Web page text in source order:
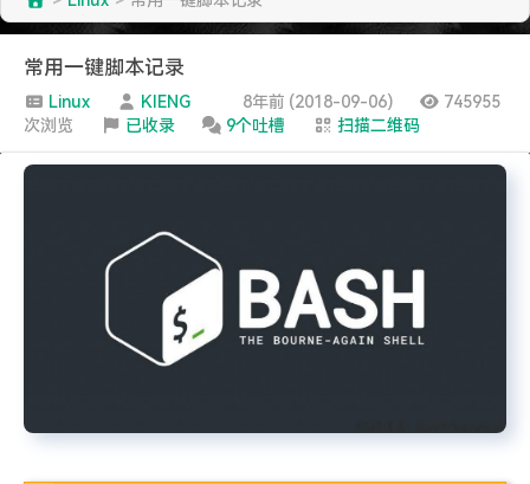
有点伤心了,今年净遇到王某海这种人.
难啊难...
七牛的JS SDK 的文档真坑啊.
蓝奏云分享部分地区无法访问需手动修改www.lanzous.com变为:www.lanzoux.com
好气啊~原来使用的CDN服务商莫名其妙的给我服务取消了~
2022-09-04被罚款200元记6分.
特么的.电脑风扇坏了.快递还全部停发.太难了...求求了.疫情赶紧走吧.
常用一键脚本记录
Linux KIENG 8年前 (2018-09-06)
745955
次浏览
已收录 9个吐槽 扫描二维码